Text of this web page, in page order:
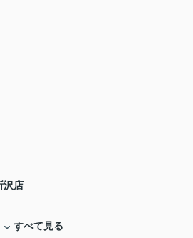
沢店
すべて見る